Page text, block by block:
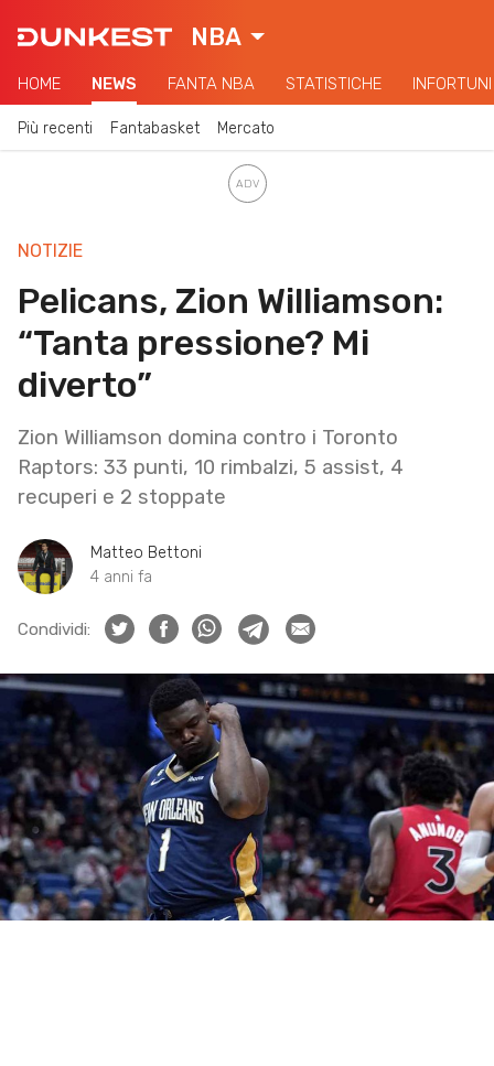
NBA
HOME NEWS FANTA NBA STATISTICHE INFORTUNI
Più recenti Fantabasket Mercato
NOTIZIE
Pelicans, Zion Williamson:
“Tanta pressione? Mi
diverto”
Zion Williamson domina contro i Toronto
Raptors: 33 punti, 10 rimbalzi, 5 assist, 4
recuperi e 2 stoppate
Matteo Bettoni
4 anni fa
Condividi: